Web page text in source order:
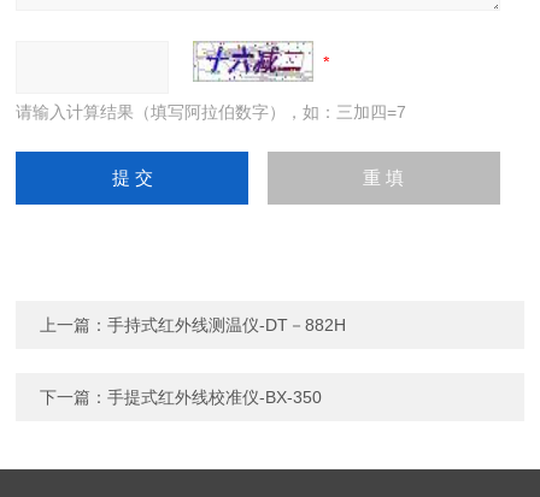
请输入计算结果（填写阿拉伯数字），如：三加四=7
上一篇：手持式红外线测温仪-DT－882H
下一篇：手提式红外线校准仪-BX-350